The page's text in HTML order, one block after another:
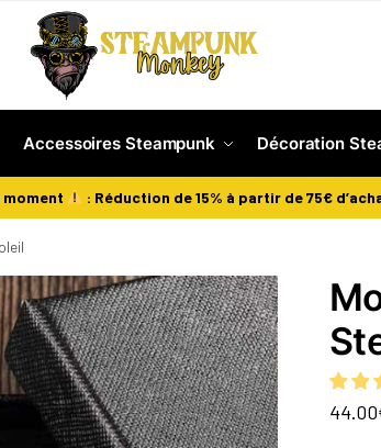
Accessoires Steampunk Décoration
moment : Réduction de 15% à partir de 75€
44.00